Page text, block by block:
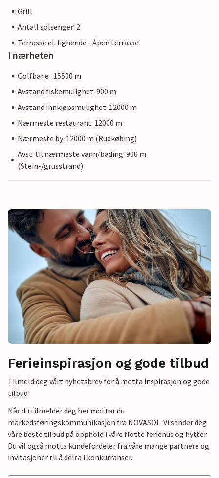
Grill
Antall solsenger: 2
Terrasse el. lignende - Åpen terrasse
I nærheten
Golfbane : 15500 m
Avstand fiskemulighet: 900 m
Avstand innkjøpsmulighet: 12000 m
Nærmeste restaurant: 12000 m
Nærmeste by: 12000 m (Rudkøbing)
Avst. til nærmeste vann/bading: 900 m
(Stein-/grusstrand)
Ferieinspirasjon og gode tilbud
Tilmeld deg vårt nyhetsbrev for å motta inspirasjon og gode
tilbud!
Når du tilmelder deg her mottar du
markedsføringskommunikasjon fra NOVASOL. Vi sender deg
våre beste tilbud på opphold i våre flotte feriehus og hytter.
Du vil også motta kundefordeler fra våre mange partnere og
invitasjoner til å delta i konkurranser.